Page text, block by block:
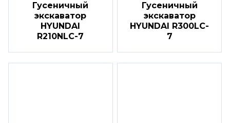
Гусеничный
экскаватор
HYUNDAI
R210NLC-7
Гусеничный
экскаватор
HYUNDAI R300LC-
7